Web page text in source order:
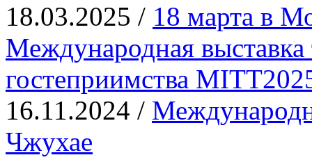
18.03.2025 / 18 марта в
Международная
гостеприимства
16.11.2024 /
Чжухае